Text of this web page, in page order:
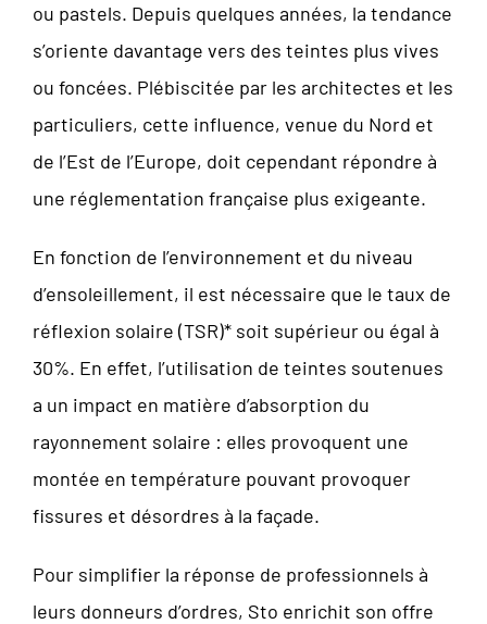
ou pastels. Depuis quelques années, la tendance
s’oriente davantage vers des teintes plus vives
ou foncées. Plébiscitée par les architectes et les
particuliers, cette influence, venue du Nord et
de l’Est de l’Europe, doit cependant répondre à
une réglementation française plus exigeante.
En fonction de l’environnement et du niveau
d’ensoleillement, il est nécessaire que le taux de
réflexion solaire (TSR)* soit supérieur ou égal à
30%. En effet, l’utilisation de teintes soutenues
a un impact en matière d’absorption du
rayonnement solaire : elles provoquent une
montée en température pouvant provoquer
fissures et désordres à la façade.
Pour simplifier la réponse de professionnels à
leurs donneurs d’ordres, Sto enrichit son offre